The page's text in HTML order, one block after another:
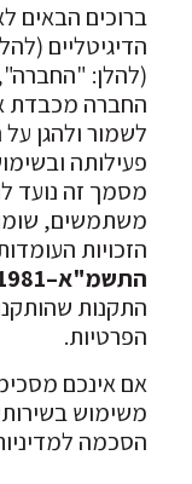
ברוכים הבאים
הדיגיטליים
(להלן:
החברה מכבדת
לשמור ולהגן
פעילותה
מסמך זה נועד
משתמשים,
הזכויות
התשמ"א–1981
התקנות
הפרטיות.
אם אינכם
משימוש
הסכמה